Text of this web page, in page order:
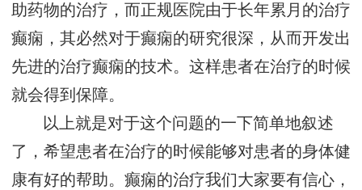
助药物的治疗，而正规医院由于长年累月的治疗
癫痫，其必然对于癫痫的研究很深，从而开发出
先进的治疗癫痫的技术。这样患者在治疗的时候
就会得到保障。
以上就是对于这个问题的一下简单地叙述
了，希望患者在治疗的时候能够对患者的身体健
康有好的帮助。癫痫的治疗我们大家要有信心，